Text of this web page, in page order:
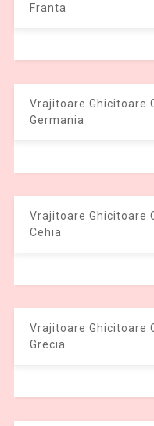
Franta
Vrajitoare Ghicitoare
Germania
Vrajitoare Ghicitoare
Cehia
Vrajitoare Ghicitoare
Grecia